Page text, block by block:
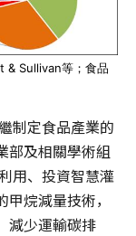
& Sullivan等；食品
制定食品產業的
部及相關學術組
用、投資智慧灌
烷減量技術，
減少運輸碳排